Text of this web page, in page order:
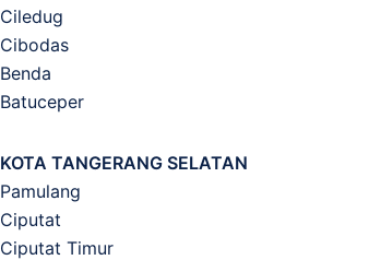
Ciledug
Cibodas
Benda
Batuceper
KOTA TANGERANG SELATAN
Pamulang
Ciputat
Ciputat Timur